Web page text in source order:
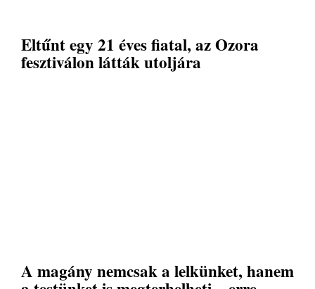
Eltűnt egy 21 éves fiatal, az Ozora
fesztiválon látták utoljára
A magány nemcsak a lelkünket, hanem